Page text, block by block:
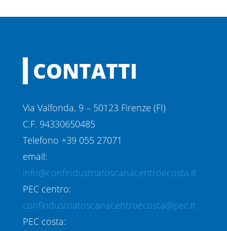
CONTATTI
Via Valfonda, 9 – 50123 Firenze (FI)
C.F. 94330650485
Telefono +39 055 27071
email:
info@confindustriatoscanacentroecosta.it
PEC centro:
confindustriatoscanacentroecosta@pec.it
PEC costa: